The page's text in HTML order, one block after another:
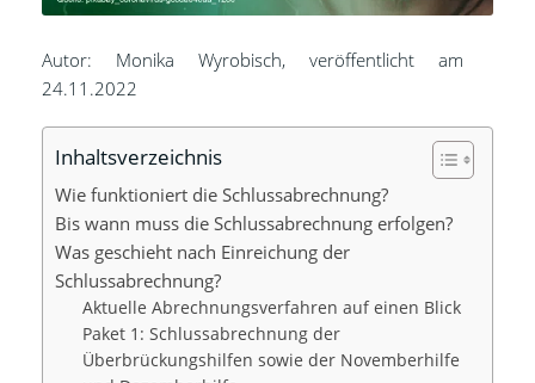
Autor: Monika Wyrobisch, veröffentlicht am
24.11.2022
Inhaltsverzeichnis
Wie funktioniert die Schlussabrechnung?
Bis wann muss die Schlussabrechnung erfolgen?
Was geschieht nach Einreichung der
Schlussabrechnung?
Aktuelle Abrechnungsverfahren auf einen Blick
Paket 1: Schlussabrechnung der
Überbrückungshilfen sowie der Novemberhilfe